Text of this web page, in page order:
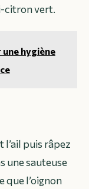
citron vert.
hygiène
l’ail puis râpez
une sauteuse
que l’oignon